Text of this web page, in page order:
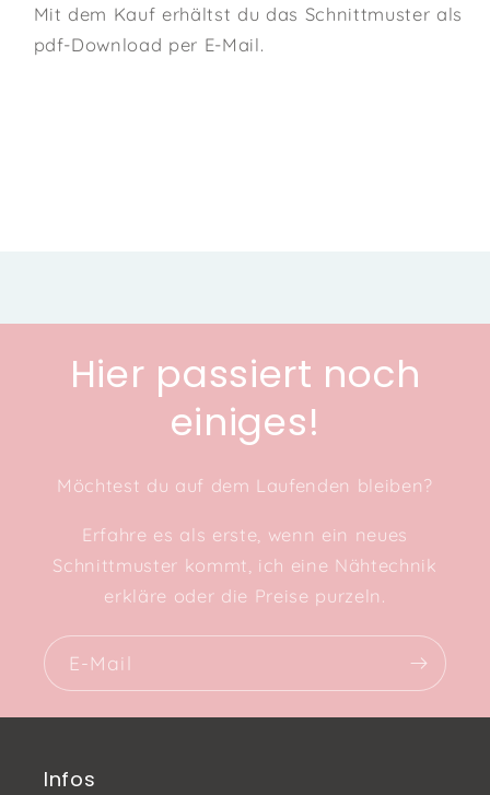
Mit dem Kauf erhältst du das Schnittmuster als
pdf-Download per E-Mail.
Hier passiert noch
einiges!
Möchtest du auf dem Laufenden bleiben?
Erfahre es als erste, wenn ein neues
Schnittmuster kommt, ich eine Nähtechnik
erkläre oder die Preise purzeln.
E-Mail
Infos